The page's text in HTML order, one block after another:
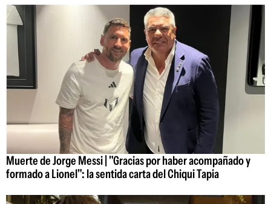
Muerte de Jorge Messi | "Gracias por haber acompañado y
formado a Lionel": la sentida carta del Chiqui Tapia